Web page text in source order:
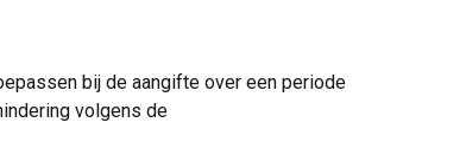
bij de aangifte over een periode
volgens de